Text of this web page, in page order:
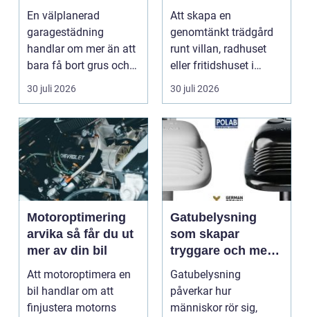
hållbart garage
En välplanerad
garagestädning
handlar om mer än att
bara få bort grus och
damm från golvet.
Rena gar...
30 juli 2026
hållbar och
harmonisk
utemiljö
Att skapa en
genomtänkt trädgård
runt villan, radhuset
eller fritidshuset i
Enkö...
30 juli 2026
Motoroptimering
arvika så får du ut
mer av din bil
Att motoroptimera en
bil handlar om att
finjustera motorns
Gatubelysning
som skapar
tryggare och mer
hållbara miljöer
Gatubelysning
påverkar hur
människor rör sig,